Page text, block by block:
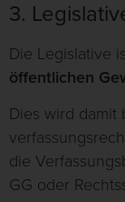
3.
Die Legislative
öffentlichen
Dies wird damit
die
GG oder